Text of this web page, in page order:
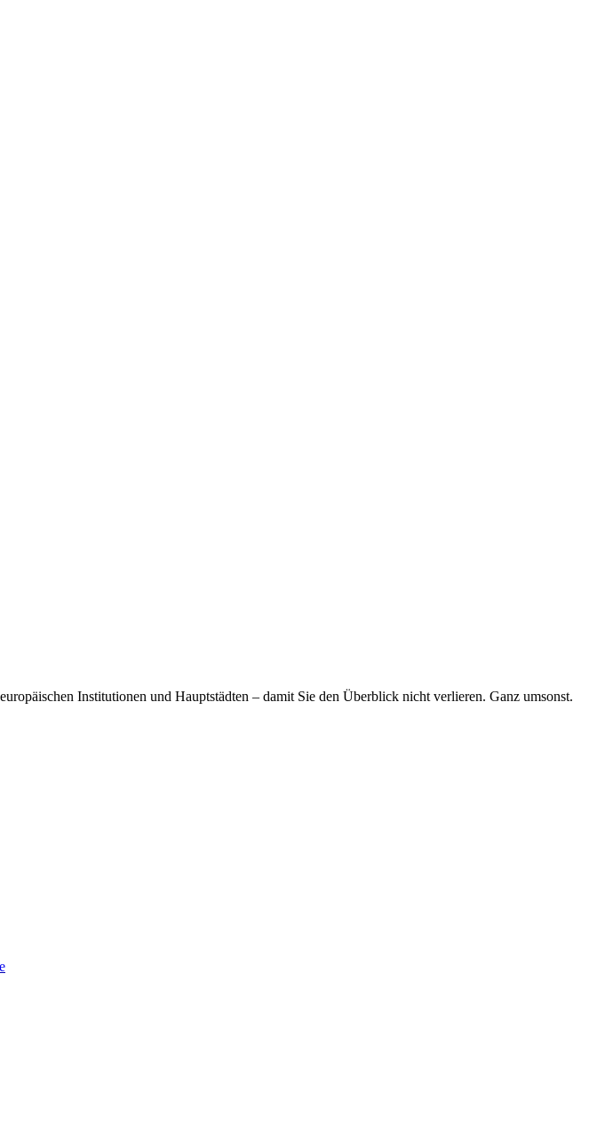
Institutionen und Hauptstädten – damit Sie den Überblick nicht verlieren. Ganz umsonst.